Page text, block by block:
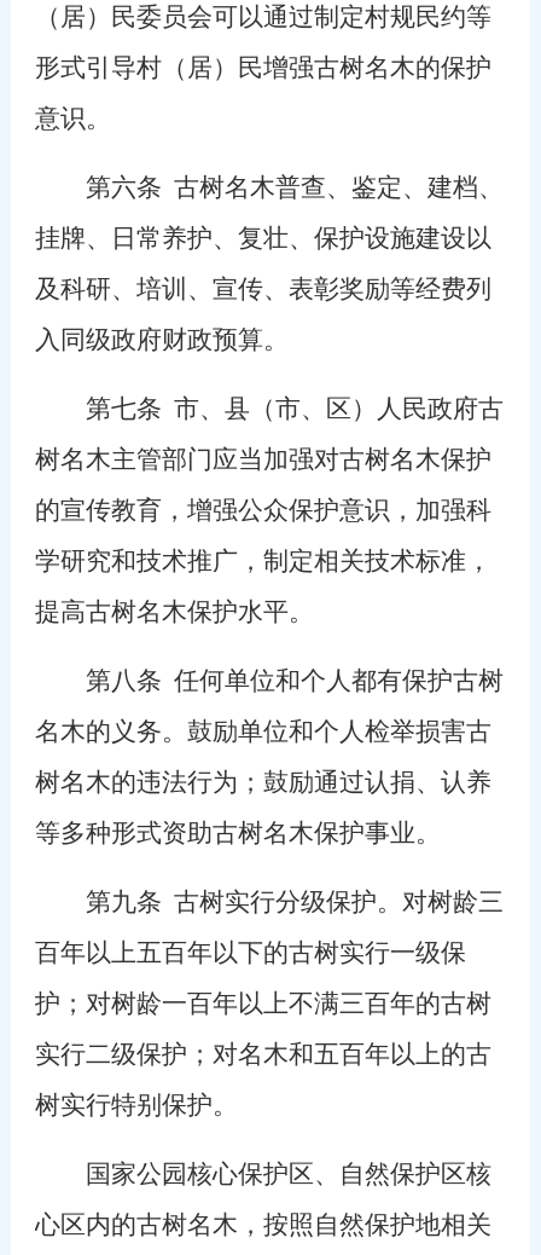
（居）民委员会可以通过制定村规民约等
形式引导村（居）民增强古树名木的保护
意识。
第六条 古树名木普查、鉴定、建档、
挂牌、日常养护、复壮、保护设施建设以
及科研、培训、宣传、表彰奖励等经费列
入同级政府财政预算。
第七条 市、县（市、区）人民政府古
树名木主管部门应当加强对古树名木保护
的宣传教育，增强公众保护意识，加强科
学研究和技术推广，制定相关技术标准，
提高古树名木保护水平。
第八条 任何单位和个人都有保护古树
名木的义务。鼓励单位和个人检举损害古
树名木的违法行为；鼓励通过认捐、认养
等多种形式资助古树名木保护事业。
第九条 古树实行分级保护。对树龄三
百年以上五百年以下的古树实行一级保
护；对树龄一百年以上不满三百年的古树
实行二级保护；对名木和五百年以上的古
树实行特别保护。
国家公园核心保护区、自然保护区核
心区内的古树名木，按照自然保护地相关